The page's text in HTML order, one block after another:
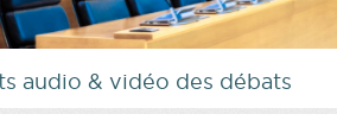
audio & vidéo des débats